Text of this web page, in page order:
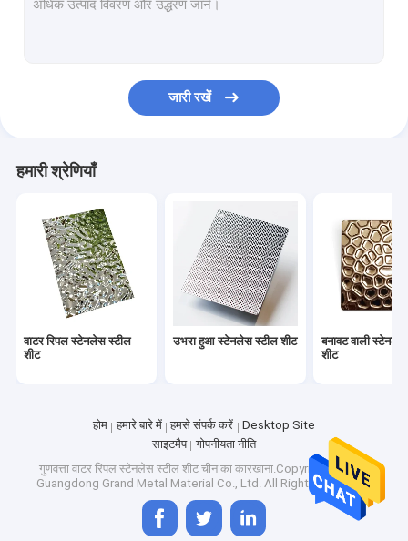
स्टेनलेस स्टील पट्टी
जारी रखें
हमारी श्रेणियाँ
वाटर रिपल स्टेनलेस स्टील
शीट
उभरा हुआ स्टेनलेस स्टील शीट
बनावट वाली
शीट
होम हमारे बारे में हमसे संपर्क करें
Desktop Site
साइटमैप
गोपनीयता नीति
गुणवत्ता वाटर रिपल स्टेनलेस स्टील शीटचीन का कारखाना.Copyright © 2026
Guangdong Grand Metal Material Co., Ltd. All Rights Reserved.